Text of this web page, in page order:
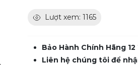
Lượt xem: 1165
Bảo Hành Chính Hãng
Liên hệ chúng tôi để